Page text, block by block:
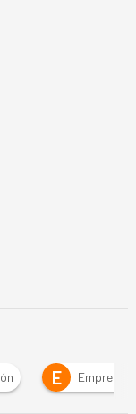
E Estrategia